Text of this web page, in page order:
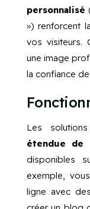
personnalisé
») renforcent
vos visiteurs.
une image
la confiance
Les
étendue de
disponibles
exemple,
ligne avec